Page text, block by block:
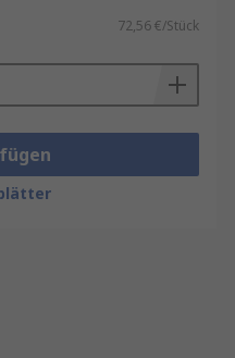
oder
finden Sie
72,56 €/Stück